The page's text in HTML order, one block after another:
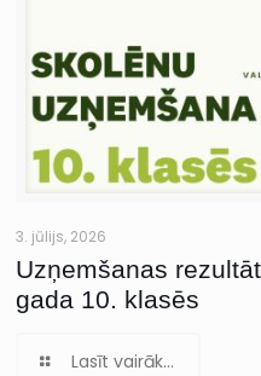
3. jūlijs, 2026
Uzņemšanas
gada 10. klasēs
Lasīt vairāk...